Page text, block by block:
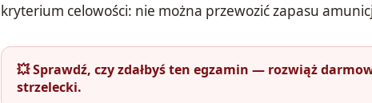
kryterium celowości: nie można przewozić zapasu
💥 Sprawdź, czy zdałbyś ten egzamin — rozwiąż
strzelecki.